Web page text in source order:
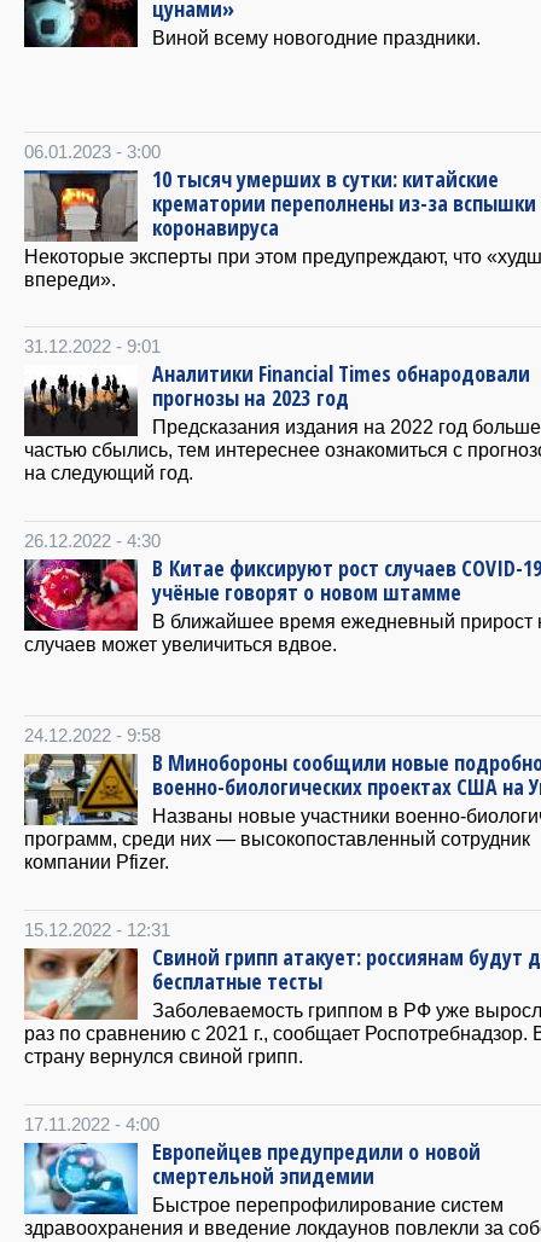
цунами»
Виной всему новогодние праздники.
06.01.2023 - 3:00
10 тысяч умерших в сутки: китайские
крематории переполнены из-за вспышки
коронавируса
Некоторые эксперты при этом предупреждают, что
впереди».
31.12.2022 - 9:01
Аналитики Financial Times обнародовали
прогнозы на 2023 год
Предсказания издания на 2022 год
частью сбылись, тем интереснее ознакомиться с
на следующий год.
26.12.2022 - 4:30
В Китае фиксируют рост случаев COVID-
учёные говорят о новом штамме
В ближайшее время ежедневный прирост
случаев может увеличиться вдвое.
24.12.2022 - 9:58
В Минобороны сообщили новые
военно-биологических проектах США на
Названы новые участники военно-
программ, среди них — высокопоставленный сотрудник
компании Pfizer.
15.12.2022 - 12:31
Свиной грипп атакует: россиянам будут
бесплатные тесты
Заболеваемость гриппом в РФ уже
раз по сравнению с 2021 г., сообщает Роспотребнадзор.
страну вернулся свиной грипп.
17.11.2022 - 4:00
Европейцев предупредили о новой
смертельной эпидемии
Быстрое перепрофилирование систем
здравоохранения и введение локдаунов повлекли за